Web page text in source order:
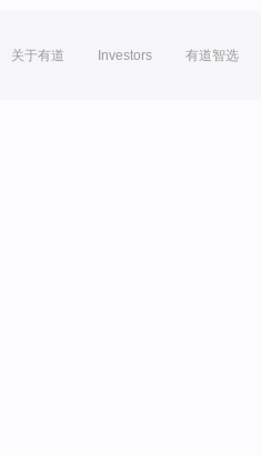
关于有道 Investors 有道智选